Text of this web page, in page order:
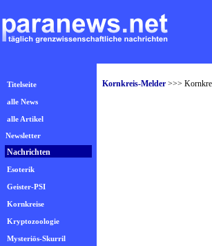
Titelseite
alle News
alle Artikel
Newsletter
Nachrichten
Esoterik
Geister-PSI
Kornkreise
Kryptozoologie
Mysteriös-Skurril
Kornkreis-Melder >>>